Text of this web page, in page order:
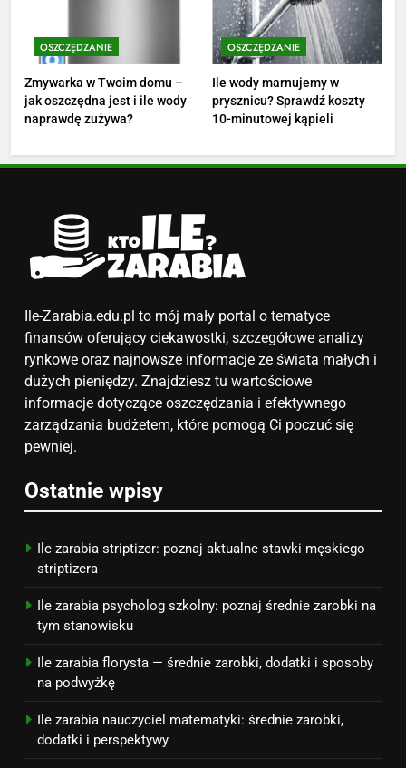
Ile zarabia florysta — średnie
zarobki, dodatki i sposoby na
podwyżkę
ZAROBKI
4
matematyki: średnie zarobki,
Ile zarabia podolog: poznajmy
średnie zarobki na tym
ZAROBKI
6
Akcje charytatywne w szkole:
pomysły i przykłady, które
zainspirują
ZAROBKI
Jak przygotować się finansowo
kosztuje i jak zaplanować
PORADY
PRACA
OSZCZĘDZANIE
Zmywarka w Twoim domu –
jak oszczędna jest i ile wody
naprawdę zużywa?
OSZCZĘDZANIE
Ile wody marnujemy w
prysznicu? Sprawdź koszty
10-minutowej kąpieli
Ile-Zarabia.edu.pl to mój mały portal o tematyce
finansów oferujący ciekawostki, szczegółowe analizy
rynkowe oraz najnowsze informacje ze świata małych i
dużych pieniędzy. Znajdziesz tu wartościowe
informacje dotyczące oszczędzania i efektywnego
zarządzania budżetem, które pomogą Ci poczuć się
pewniej.
Ostatnie wpisy
Ile zarabia striptizer: poznaj aktualne stawki męskiego
striptizera
Ile zarabia psycholog szkolny: poznaj średnie zarobki na
tym stanowisku
Ile zarabia florysta — średnie zarobki, dodatki i sposoby
na podwyżkę
Ile zarabia nauczyciel matematyki: średnie zarobki,
dodatki i perspektywy